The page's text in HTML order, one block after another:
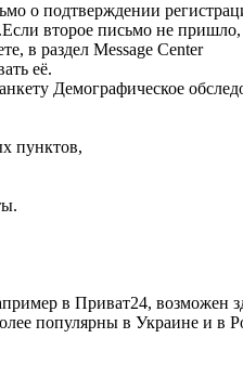
о подтверждении
второе письмо не пришло,
в раздел Message Center
её.
Демографическое
пунктов,
в Приват24, возможен
популярны в Украине и в